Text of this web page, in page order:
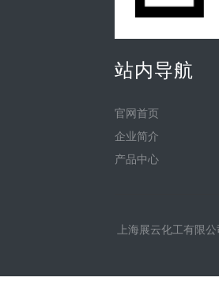
站内导航
官网首页
企业简介
产品中心
上海展云化工有限公